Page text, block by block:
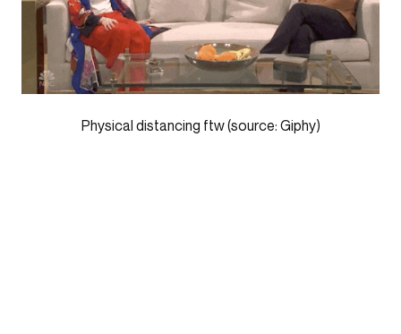
Physical distancing ftw (source: Giphy)